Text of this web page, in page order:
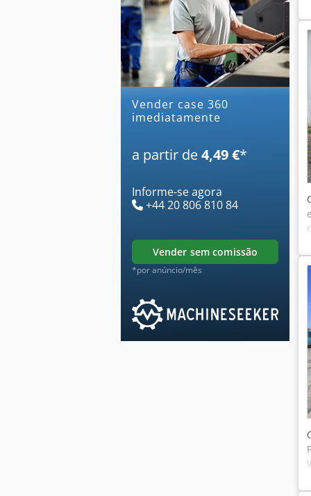
Vender case 360
imediatamente
a partir de4,49 €*
Informe-se agora
+44 20 806 810 84
vender sem comissão
*por anúncio/mês